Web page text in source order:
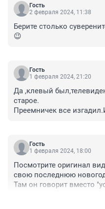
Гость
2 февраля 2024, 11:38
Берите столько
😉
Гость
1 февраля 2024, 21:20
Да ,клевый
старое.
Преемничек все
Гость
1 февраля 2024, 18:00
Посмотрите оригинал
свою последнюю
Там он говорит вместо